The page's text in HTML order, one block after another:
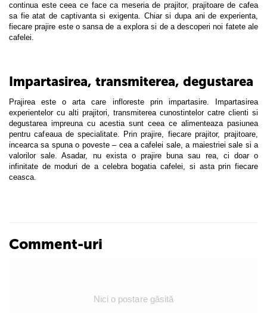
continua este ceea ce face ca meseria de prajitor, prajitoare de cafea
sa fie atat de captivanta si exigenta. Chiar si dupa ani de experienta,
fiecare prajire este o sansa de a explora si de a descoperi noi fatete ale
cafelei.
Impartasirea, transmiterea, degustarea
Prajirea este o arta care infloreste prin impartasire. Impartasirea
experientelor cu alti prajitori, transmiterea cunostintelor catre clienti si
degustarea impreuna cu acestia sunt ceea ce alimenteaza pasiunea
pentru cafeaua de specialitate. Prin prajire, fiecare prajitor, prajitoare,
incearca sa spuna o poveste – cea a cafelei sale, a maiestriei sale si a
valorilor sale. Asadar, nu exista o prajire buna sau rea, ci doar o
infinitate de moduri de a celebra bogatia cafelei, si asta prin fiecare
ceasca.
Comment-uri
Nici o postare găsită